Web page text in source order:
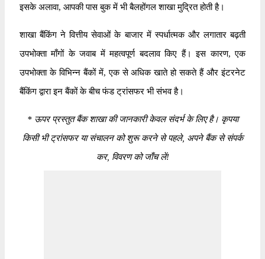
इसके अलावा, आपकी पास बुक में भी बैलहोंगल शाखा मुद्रित होती है।
शाखा बैंकिंग ने वित्तीय सेवाओं के बाजार में स्पर्धात्मक और लगातार बढ़ती
उपभोक्ता माँगों के जवाब में महत्वपूर्ण बदलाव किए हैं। इस कारण, एक
उपभोक्ता के विभिन्न बैंकों में, एक से अधिक खाते हो सकते हैं और इंटरनेट
बैंकिंग द्वारा इन बैंकों के बीच फंड ट्रांसफर भी संभव है।
*ऊपर प्रस्तुत बैंक शाखा की जानकारी केवल संदर्भ के लिए है। कृपया
किसी भी ट्रांसफर या संचालन को शुरू करने से पहले, अपने बैंक से संपर्क
कर, विवरण को जाँच लें!